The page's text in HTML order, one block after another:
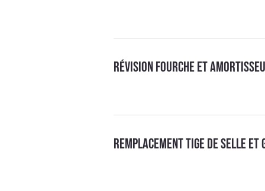
Révision fourche et
Remplacement tige de selle et